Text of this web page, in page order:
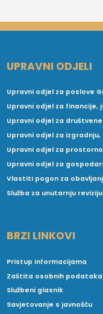
UPRAVNI ODJELI
Upravni odjel za poslove
Upravni odjel za financije,
Upravni odjel za
Upravni odjel za
Upravni odjel za
Upravni odjel za
Vlastiti pogon za
Služba za unutarnju reviziju
BRZI LINKOVI
Pristup informacijama
Zaštita osobnih podataka
Službeni glasnik
Savjetovanje s javnošću